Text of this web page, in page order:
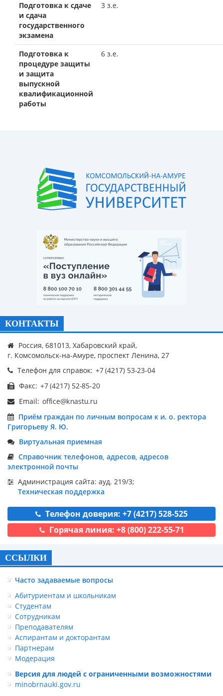
Подготовка к сдаче
и сдача
государственного
экзамена
3 з.е.
Подготовка к
процедуре защиты
и защита
выпускной
квалификационной
работы
6 з.е.
КОНТАКТЫ
Россия, 681013, Хабаровский край,
г. Комсомольск-на-Амуре, проспект Ленина, 27
Телефон для справок:
Факс:
Email:
Приём граждан по личным вопросам к и. о. ректора
Григорьеву Я. Ю.
Виртуальная приемная
Справочник телефонов, адресов, адресов
электронной почты
Администрация сайта: ауд. 219/3;
Техническая поддержка
Телефон доверия: +7 (4217) 528-525
Горячая линия: +8 (800) 222-55-71
ССЫЛКИ
Часто задаваемые вопросы
Абитуриентам и школьникам
Студентам
Сотрудникам
Преподавателям
Аспирантам и докторантам
Партнерам
Модерация
Версия для людей с ограниченными возможностями
minobrnauki.gov.ru